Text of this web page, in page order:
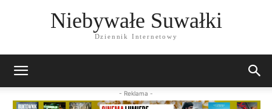
Niebywałe Suwałki
Dziennik Internetowy
- Reklama -